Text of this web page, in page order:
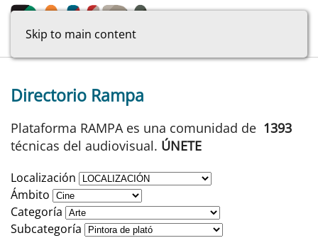
Skip to main content
Directorio Rampa
Plataforma RAMPA es una comunidad de 1393
técnicas del audiovisual. ÚNETE
Localización
Ámbito
Categoría
Subcategoría